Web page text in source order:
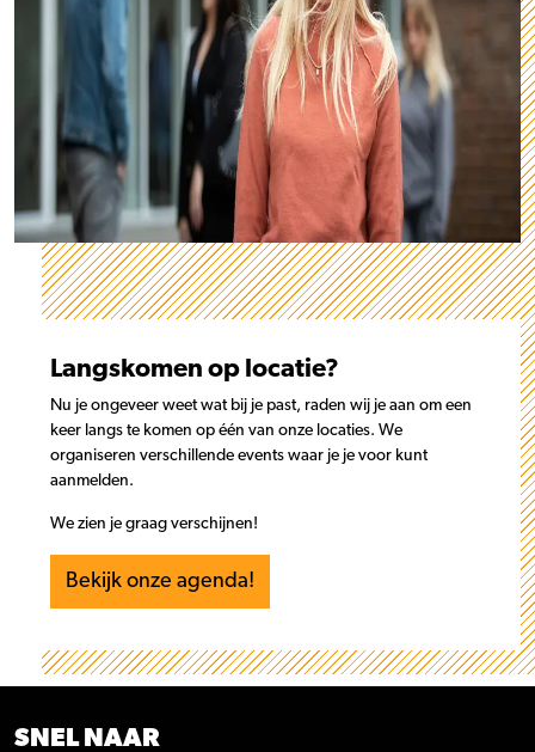
Langskomen op locatie?
Nu je ongeveer weet wat bij je past, raden wij je aan om een
keer langs te komen op één van onze locaties. We
organiseren verschillende events waar je je voor kunt
aanmelden.
We zien je graag verschijnen!
Bekijk onze agenda!
SNEL NAAR